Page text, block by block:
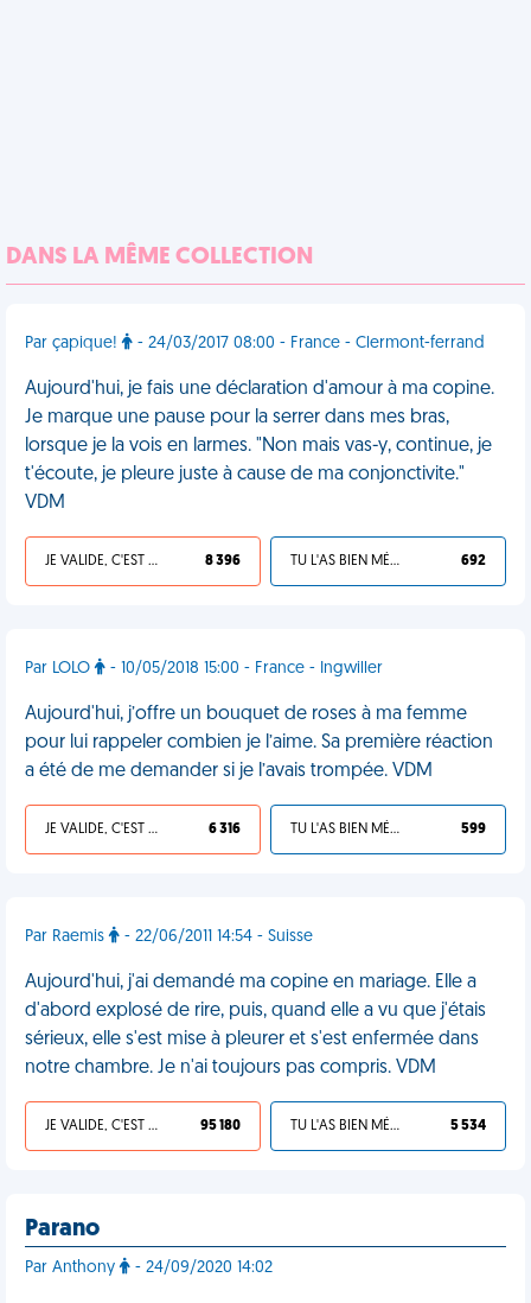
DANS LA MÊME COLLECTION
Par çapique! - 24/03/2017 08:00 - France - Clermont-ferrand
Aujourd'hui, je fais une déclaration d'amour à ma copine.
Je marque une pause pour la serrer dans mes bras,
lorsque je la vois en larmes. "Non mais vas-y, continue, je
t'écoute, je pleure juste à cause de ma conjonctivite."
VDM
JE VALIDE, C'EST UNE VDM 8 396 TU L'AS BIEN MÉRITÉ 692
Par LOLO - 10/05/2018 15:00 - France - Ingwiller
Aujourd'hui, j’offre un bouquet de roses à ma femme
pour lui rappeler combien je l’aime. Sa première réaction
a été de me demander si je l’avais trompée. VDM
JE VALIDE, C'EST UNE VDM 6 316 TU L'AS BIEN MÉRITÉ 599
Par Raemis - 22/06/2011 14:54 - Suisse
Aujourd'hui, j'ai demandé ma copine en mariage. Elle a
d'abord explosé de rire, puis, quand elle a vu que j'étais
sérieux, elle s'est mise à pleurer et s'est enfermée dans
notre chambre. Je n'ai toujours pas compris. VDM
JE VALIDE, C'EST UNE VDM 95 180 TU L'AS BIEN MÉRITÉ 5 534
Parano
Par Anthony - 24/09/2020 14:02